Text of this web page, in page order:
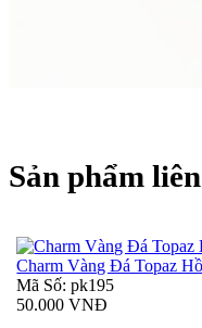
Sản phẩm
Charm Vàng Đá Topaz
Mã Số: pk195
50.000 VNĐ